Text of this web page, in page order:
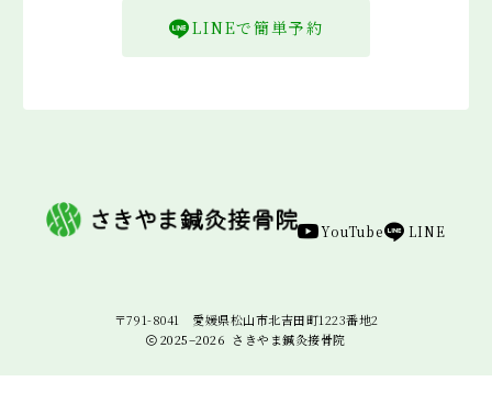
LINEで簡単予約
YouTube LINE
〒791-8041 愛媛県松山市北吉田町1223番地2
2025–2026 さきやま鍼灸接骨院